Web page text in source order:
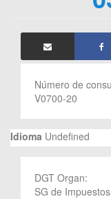
Número de
V0700-20
Idioma Undefined
DGT Organ:
SG de